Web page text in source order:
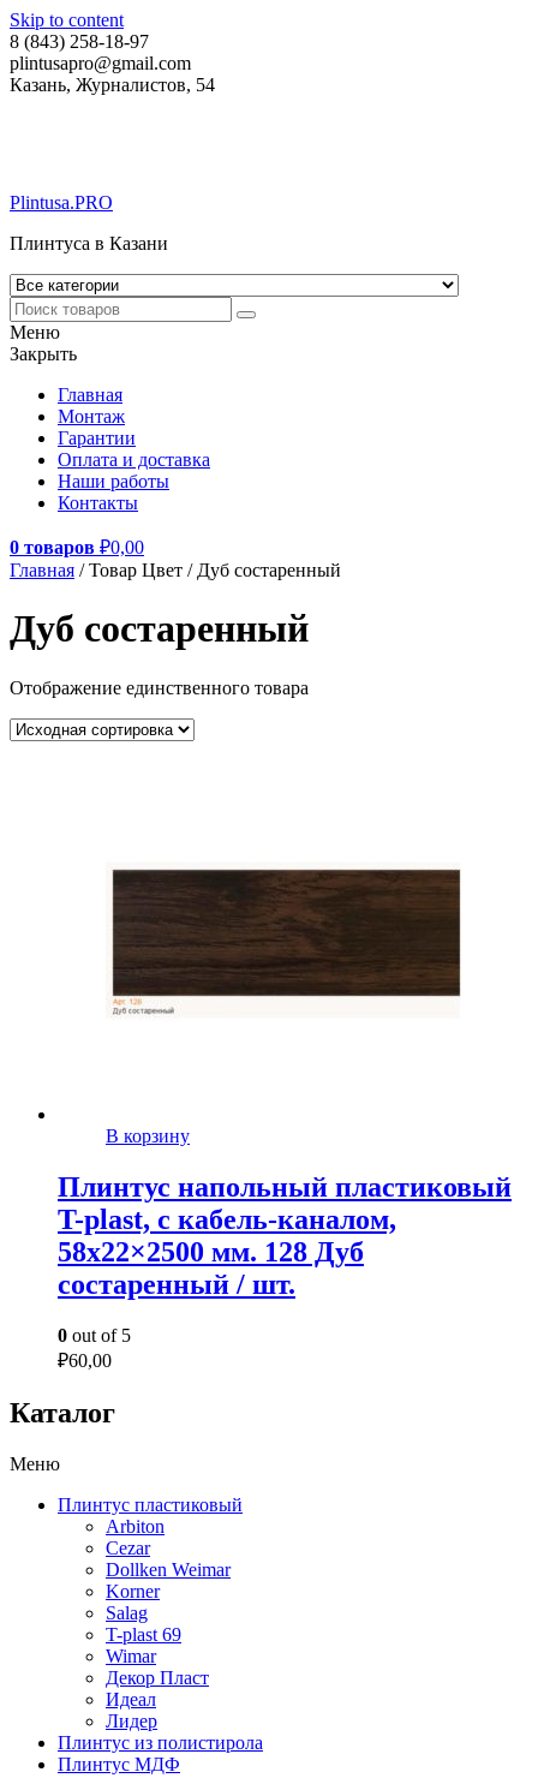
Skip to content
8 (843) 258-18-97
plintusapro@gmail.com
Казань, Журналистов, 54
Plintusa.PRO
Плинтуса в Казани
Меню
Закрыть
Главная
Монтаж
Гарантии
Оплата и доставка
Наши работы
Контакты
0 товаров ₽0,00
Главная / Товар Цвет / Дуб состаренный
Дуб состаренный
Отображение единственного товара
В корзину
Плинтус напольный пластиковый
T-plast, с кабель-каналом,
58х22×2500 мм. 128 Дуб
состаренный / шт.
0 out of 5
₽60,00
Каталог
Меню
Плинтус пластиковый
Arbiton
Cezar
Dollken Weimar
Korner
Salag
T-plast 69
Wimar
Декор Пласт
Идеал
Лидер
Плинтус из полистирола
Плинтус МДФ